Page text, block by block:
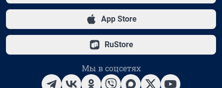
App Store
RuStore
Мы в соцсетях